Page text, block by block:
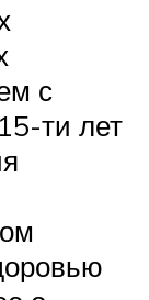
с
ти лет